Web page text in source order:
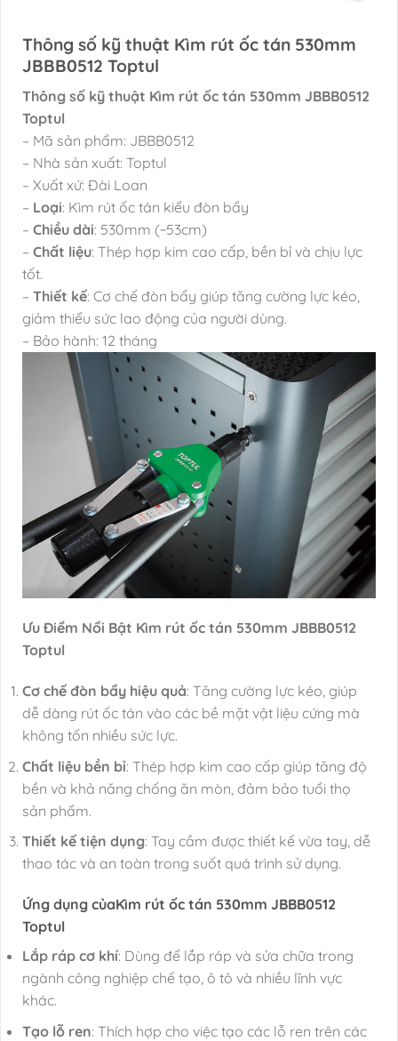
Thông số kỹ thuật Kìm rút ốc tán 530mm
JBBB0512 Toptul
Thông số kỹ thuật Kìm rút ốc tán 530mm JBBB0512
Toptul
– Mã sản phẩm: JBBB0512
– Nhà sản xuất: Toptul
– Xuất xứ: Đài Loan
– Loại: Kìm rút ốc tán kiểu đòn bẩy
– Chiều dài: 530mm (~53cm)
– Chất liệu: Thép hợp kim cao cấp, bền bỉ và chịu lực
tốt.
– Thiết kế: Cơ chế đòn bẩy giúp tăng cường lực kéo,
giảm thiểu sức lao động của người dùng.
– Bảo hành: 12 tháng
Ưu Điểm Nổi Bật Kìm rút ốc tán 530mm JBBB0512
Toptul
Cơ chế đòn bẩy hiệu quả: Tăng cường lực kéo, giúp
dễ dàng rút ốc tán vào các bề mặt vật liệu cứng mà
không tốn nhiều sức lực.
Chất liệu bền bỉ: Thép hợp kim cao cấp giúp tăng độ
bền và khả năng chống ăn mòn, đảm bảo tuổi thọ
sản phẩm.
Thiết kế tiện dụng: Tay cầm được thiết kế vừa tay, dễ
thao tác và an toàn trong suốt quá trình sử dụng.
Ứng dụng củaKìm rút ốc tán 530mm JBBB0512
Toptul
Lắp ráp cơ khí: Dùng để lắp ráp và sửa chữa trong
ngành công nghiệp chế tạo, ô tô và nhiều lĩnh vực
khác.
Tạo lỗ ren: Thích hợp cho việc tạo các lỗ ren trên các